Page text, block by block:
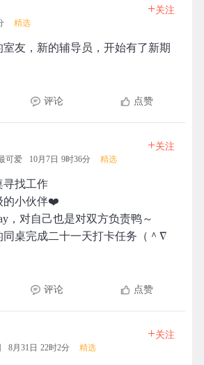
精选
+关注
友，新的辅导员，开始有了新期
评论 点赞
可爱 10月7日 9时36分 精选
+关注
寻找工作
的小伙伴❤️
，对自己也是对双方负责鸭～
桌完成二十一天打卡任务（＾∇
评论 点赞
8月31日 22时2分 精选
+关注